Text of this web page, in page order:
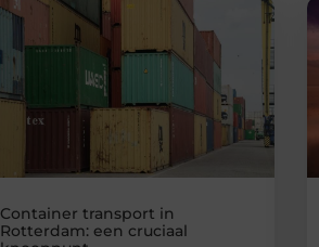
Container transport in
Rotterdam: een cruciaal